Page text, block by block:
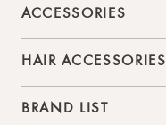
ACCESSORIES
HAIR ACCESSORIES
BRAND LIST